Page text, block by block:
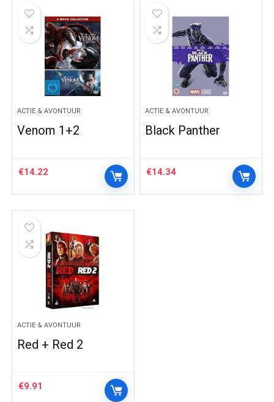
ACTIE & AVONTUUR
Venom 1+2
€14.22
ACTIE & AVONTUUR
Black Panther
€14.34
ACTIE & AVONTUUR
Red + Red 2
€9.91